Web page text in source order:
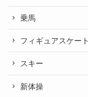
乗馬
フィギュアスケート
スキー
新体操